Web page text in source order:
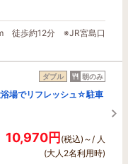
徒歩約12分 ※JR宮島口
ダブル 朝のみ
浴場でリフレッシュ☆駐車
10,970円(税込)～/ 人
(大人2名利用時)